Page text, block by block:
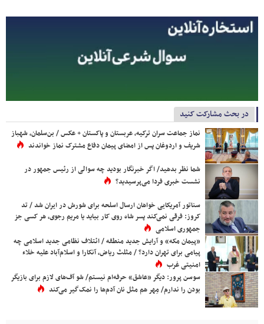
در بحث مشارکت کنید
نماز جماعت سران ترکیه، عربستان و پاکستان + عکس / بن‌سلمان، شهباز
شریف و اردوغان پس از امضای پیمان دفاع مشترک نماز خواندند
شما نظر بدهید/ اگر خبرنگار بودید چه سوالی از رئیس جمهور در
نشست خبری فردا می‌پرسیدید؟
سناتور آمریکایی خواهان ارسال اسلحه برای شورش در ایران شد / تد
کروز: فرقی نمی‌کند پسر شاه روی کار بیاید یا مریم رجوی، هر کسی جز
جمهوری اسلامی
«پیمان مکه» و آرایش جدید منطقه / ائتلاف نظامی جدید اسلامی چه
پیامی برای تهران دارد؟ / مثلث ریاض، آنکارا و اسلام‌آباد علیه خلاء
امنیتی غرب
سوسن پرور: دیگر «عاشق» حرفه‌ام نیستم/ شو آف‌های لازم برای بازیگر
بودن را ندارم/ مِهر هم مثل نان آدم‌ها را نمک‌گیر می‌کند